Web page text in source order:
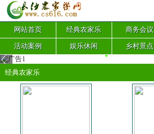
网站首页 经典农家乐 商务会议
活动案例 娱乐休闲 乡村景点
经典农家乐